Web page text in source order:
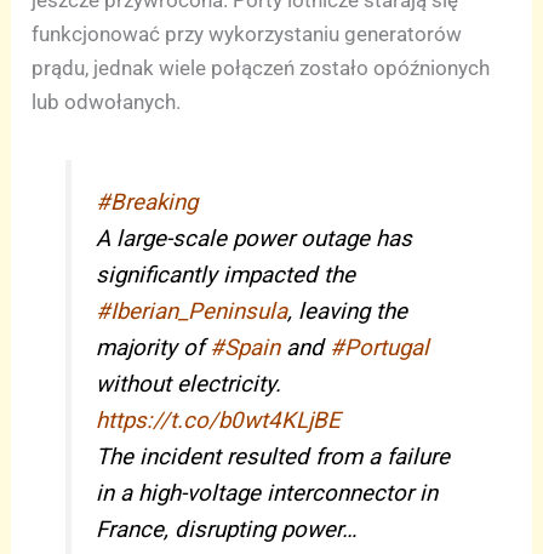
funkcjonować przy wykorzystaniu generatorów
prądu, jednak wiele połączeń zostało opóźnionych
lub odwołanych.
#Breaking
A large-scale power outage has
significantly impacted the
#Iberian_Peninsula, leaving the
majority of#Spainand #Portugal
without electricity.
https://t.co/b0wt4KLjBE
The incident resulted from a failure
in a high-voltage interconnector in
France, disrupting power…